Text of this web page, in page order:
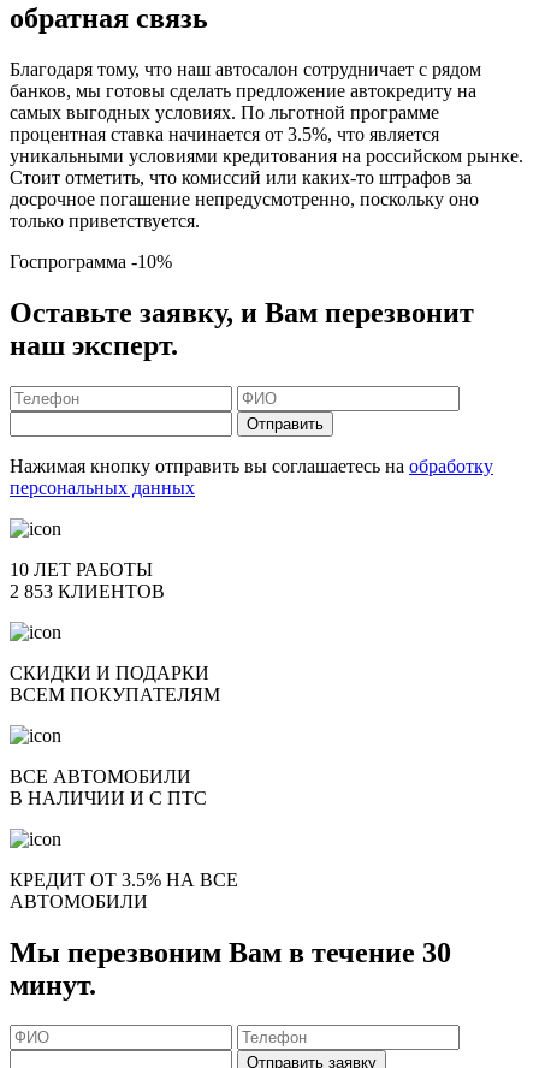
обратная связь
Благодаря тому, что наш автосалон сотрудничает с рядом
банков, мы готовы сделать предложение автокредиту на
самых выгодных условиях. По льготной программе
процентная ставка начинается от 3.5%, что является
уникальными условиями кредитования на российском рынке.
Стоит отметить, что комиссий или каких-то штрафов за
досрочное погашение непредусмотренно, поскольку оно
только приветствуется.
Госпрограмма -10%
Оставьте заявку, и Вам перезвонит
наш эксперт.
Отправить
Нажимая кнопку отправить вы соглашаетесь на обработку
персональных данных
10 ЛЕТ РАБОТЫ
2 853 КЛИЕНТОВ
СКИДКИ И ПОДАРКИ
ВСЕМ ПОКУПАТЕЛЯМ
ВСЕ АВТОМОБИЛИ
В НАЛИЧИИ И С ПТС
КРЕДИТ ОТ 3.5% НА ВСЕ
АВТОМОБИЛИ
Мы перезвоним Вам в течение 30
минут.
Отправить заявку